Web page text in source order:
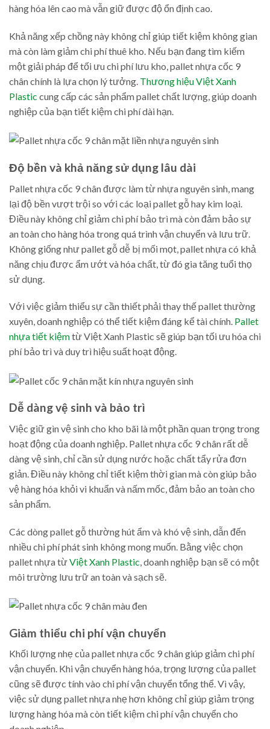
hàng hóa lên cao mà vẫn giữ được độ ổn định cao.
Khả năng xếp chồng này không chỉ giúp tiết kiệm không gian
mà còn làm giảm chi phí thuê kho. Nếu bạn đang tìm kiếm
một giải pháp để tối ưu chi phí lưu kho, pallet nhựa cốc 9
chân chính là lựa chọn lý tưởng. Thương hiệu Việt Xanh
Plastic cung cấp các sản phẩm pallet chất lượng, giúp doanh
nghiệp của bạn tiết kiệm chi phí dài hạn.
Độ bền và khả năng sử dụng lâu dài
Pallet nhựa cốc 9 chân được làm từ nhựa nguyên sinh, mang
lại độ bền vượt trội so với các loại pallet gỗ hay kim loại.
Điều này không chỉ giảm chi phí bảo trì mà còn đảm bảo sự
an toàn cho hàng hóa trong quá trình vận chuyển và lưu trữ.
Không giống như pallet gỗ dễ bị mối mọt, pallet nhựa có khả
năng chịu được ẩm ướt và hóa chất, từ đó gia tăng tuổi thọ
sử dụng.
Với việc giảm thiểu sự cần thiết phải thay thế pallet thường
xuyên, doanh nghiệp có thể tiết kiệm đáng kể tài chính. Pallet
nhựa tiết kiệmtừ Việt Xanh Plastic sẽ giúp bạn tối ưu hóa chi
phí bảo trì và duy trì hiệu suất hoạt động.
Dễ dàng vệ sinh và bảo trì
Việc giữ gìn vệ sinh cho kho bãi là một phần quan trọng trong
hoạt động của doanh nghiệp. Pallet nhựa cốc 9 chân rất dễ
dàng vệ sinh, chỉ cần sử dụng nước hoặc chất tẩy rửa đơn
giản. Điều này không chỉ tiết kiệm thời gian mà còn giúp bảo
vệ hàng hóa khỏi vi khuẩn và nấm mốc, đảm bảo an toàn cho
sản phẩm.
Các dòng pallet gỗ thường hút ẩm và khó vệ sinh, dẫn đến
nhiều chi phí phát sinh không mong muốn. Bằng việc chọn
pallet nhựa từViệt Xanh Plastic, doanh nghiệp bạn sẽ có một
môi trường lưu trữ an toàn và sạch sẽ.
Giảm thiểu chi phí vận chuyển
Khối lượng nhẹ của pallet nhựa cốc 9 chân giúp giảm chi phí
vận chuyển. Khi vận chuyển hàng hóa, trọng lượng của pallet
cũng sẽ được tính vào chi phí vận chuyển tổng thể. Vì vậy,
việc sử dụng pallet nhựa nhẹ hơn không chỉ giúp giảm trọng
lượng hàng hóa mà còn tiết kiệm chi phí vận chuyển cho